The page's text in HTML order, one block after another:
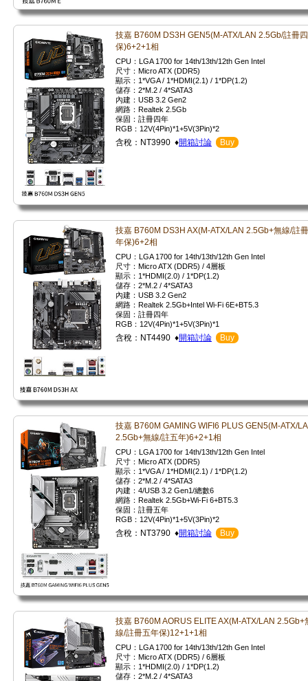
技嘉 B760M DS3H GEN5(M-ATX/LAN 2.5Gb/註冊
保)6+2+1相
CPU：LGA 1700 for 14th/13th/12th Gen Intel
尺寸：Micro ATX (DDR5)
顯示：1*VGA / 1*HDMI(2.1) / 1*DP(1.2)
儲存：2*M.2 / 4*SATA3
內建：USB 3.2 Gen2
網路：Realtek 2.5Gb
保固：註冊四年
RGB：12V(4Pin)*1+5V(3Pin)*2
含稅：NT3990 ♦開箱討論 Buy
技嘉 B760M DS3H AX(M-ATX/LAN 2.5Gb+無線/註
年保)6+2相
CPU：LGA 1700 for 14th/13th/12th Gen Intel
尺寸：Micro ATX (DDR5) / 4層板
顯示：1*HDMI(2.0) / 1*DP(1.2)
儲存：2*M.2 / 4*SATA3
內建：USB 3.2 Gen2
網路：Realtek 2.5Gb+Intel Wi-Fi 6E+BT5.3
保固：註冊四年
RGB：12V(4Pin)*1+5V(3Pin)*1
含稅：NT4490 ♦開箱討論 Buy
技嘉 B760M GAMING WIFI6 PLUS GEN5(M-ATX/
2.5Gb+無線/註五年)6+2+1相
CPU：LGA 1700 for 14th/13th/12th Gen Intel
尺寸：Micro ATX (DDR5)
顯示：1*VGA / 1*HDMI(2.1) / 1*DP(1.2)
儲存：2*M.2 / 4*SATA3
內建：4/USB 3.2 Gen1/總數6
網路：Realtek 2.5Gb+Wi-Fi 6+BT5.3
保固：註冊五年
RGB：12V(4Pin)*1+5V(3Pin)*2
含稅：NT3790 ♦開箱討論 Buy
技嘉 B760M AORUS ELITE AX(M-ATX/LAN 2.5Gb+
線/註冊五年保)12+1+1相
CPU：LGA 1700 for 14th/13th/12th Gen Intel
尺寸：Micro ATX (DDR5) / 6層板
顯示：1*HDMI(2.0) / 1*DP(1.2)
儲存：2*M.2 / 4*SATA3